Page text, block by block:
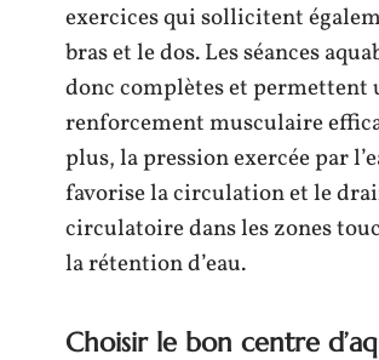
exercices qui sollicitent
bras et le dos. Les séances
donc complètes et permettent
renforcement musculaire
plus, la pression exercée par
favorise la circulation et le
circulatoire dans les zones
la rétention d’eau.
Choisir le bon centre